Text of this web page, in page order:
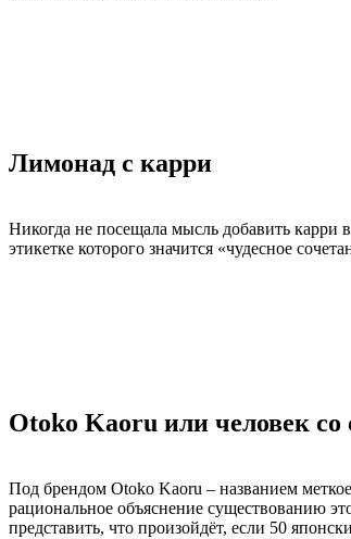
Лимонад с карри
Никогда не посещала мысль добавить карри
этикетке которого значится «чудесное
Otoko Kaoru или человек со
Под брендом Otoko Kaoru – названием
рациональное объяснение существованию
представить, что произойдёт, если 50